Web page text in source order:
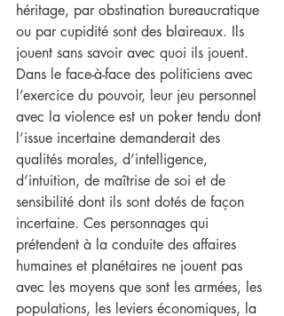
héritage, par obstination bureaucratique
ou par cupidité sont des blaireaux. Ils
jouent sans savoir avec quoi ils jouent.
Dans le face-à-face des politiciens avec
l’exercice du pouvoir, leur jeu personnel
avec la violence est un poker tendu dont
l’issue incertaine demanderait des
qualités morales, d’intelligence,
d’intuition, de maîtrise de soi et de
sensibilité dont ils sont dotés de façon
incertaine. Ces personnages qui
prétendent à la conduite des affaires
humaines et planétaires ne jouent pas
avec les moyens que sont les armées, les
populations, les leviers économiques, la